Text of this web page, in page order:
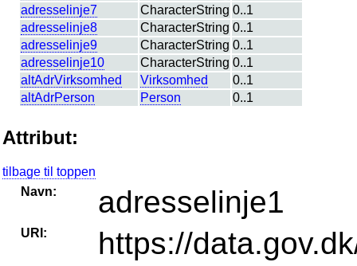
adresselinje7
CharacterString 0..1
adresselinje8
CharacterString 0..1
adresselinje9
CharacterString 0..1
adresselinje10
CharacterString 0..1
altAdrVirksomhed
Virksomhed
0..1
altAdrPerson
Person 0..1
Attribut:
tilbage til toppen
Navn:
adresselinje1
URI: https://